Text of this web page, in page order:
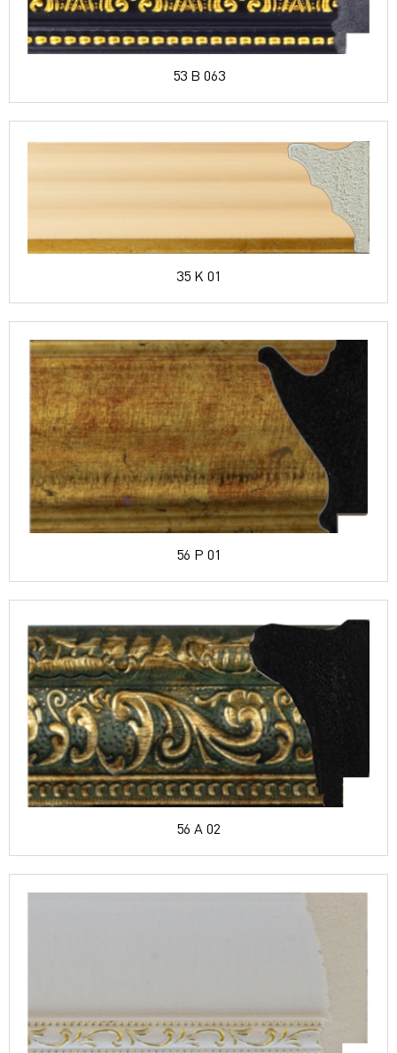
53 B 063
35 K 01
56 P 01
56 A 02